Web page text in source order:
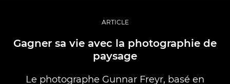
Vidéo et photographie professionnelles
Histoires
ARTICLE
Gagner sa vie avec la photographie de
paysage
Le photographe Gunnar Freyr, basé en